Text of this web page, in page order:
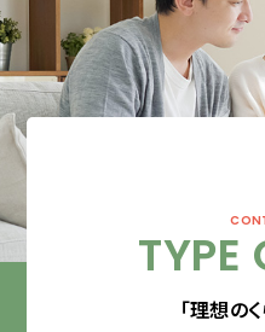
TYPE
「理想の